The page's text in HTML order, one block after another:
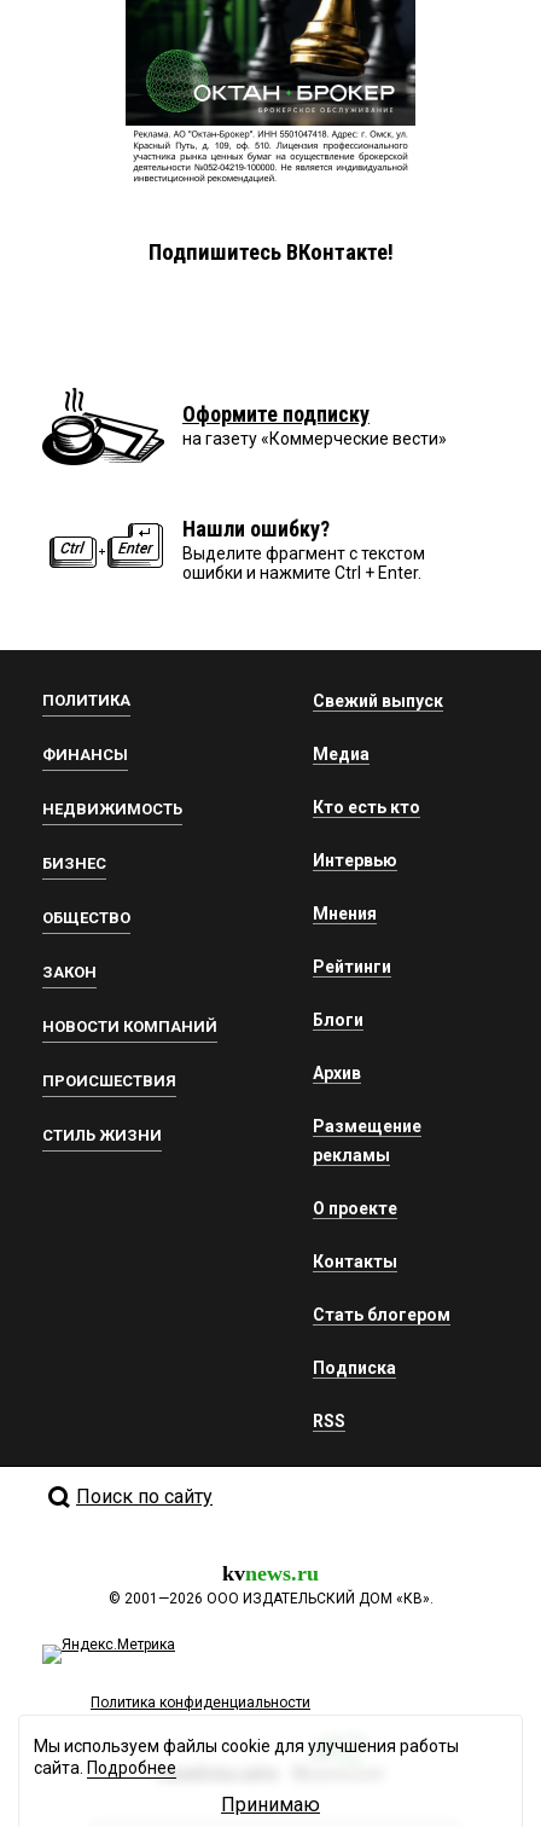
Подпишитесь ВКонтакте!
Оформите подписку
на газету «Коммерческие вести»
Нашли ошибку?
Выделите фрагмент с текстом
ошибки и нажмите Ctrl + Enter.
ПОЛИТИКА
ФИНАНСЫ
НЕДВИЖИМОСТЬ
БИЗНЕС
ОБЩЕСТВО
ЗАКОН
НОВОСТИ КОМПАНИЙ
ПРОИСШЕСТВИЯ
СТИЛЬ ЖИЗНИ
Свежий выпуск
Медиа
Кто есть кто
Интервью
Мнения
Рейтинги
Блоги
Архив
Размещение
рекламы
О проекте
Контакты
Стать блогером
Подписка
RSS
Поиск по сайту
kvnews.ru
© 2001—2026 ООО ИЗДАТЕЛЬСКИЙ ДОМ «КВ».
Политика конфиденциальности
Разработка сайта
Мы используем файлы cookie для улучшения работы
сайта. Подробнее
Принимаю